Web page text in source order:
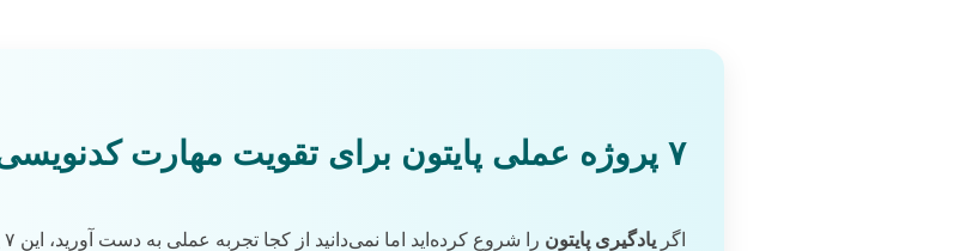
۷ پروژه عملی پایتون برای تقویت مهارت کدنویسی (برای مبتدی تا متوسط)
اگر یادگیری پایتون